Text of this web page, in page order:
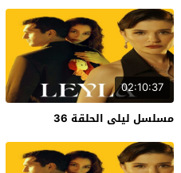
02:10:37
مسلسل ليلى الحلقة 36